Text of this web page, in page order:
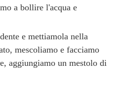
a bollire l'acqua e
e mettiamola nella
mescoliamo e facciamo
aggiungiamo un mestolo di